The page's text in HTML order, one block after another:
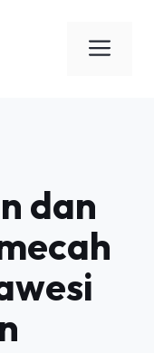
dan